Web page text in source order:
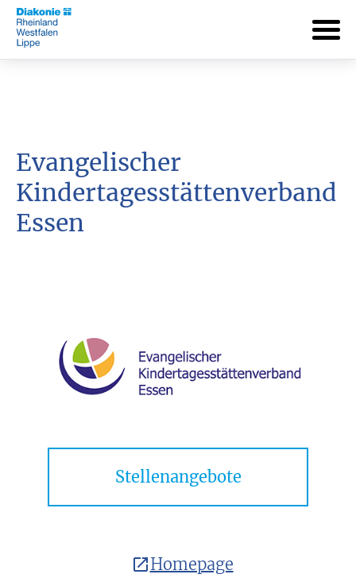
Evangelischer
Kindertagesstättenverband
Essen
Stellenangebote
Homepage